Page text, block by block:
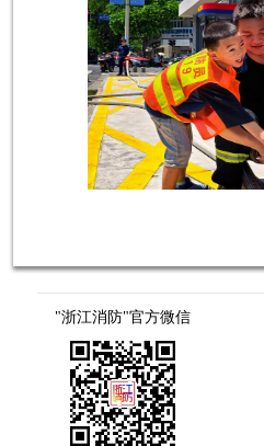
"浙江消防"官方微信